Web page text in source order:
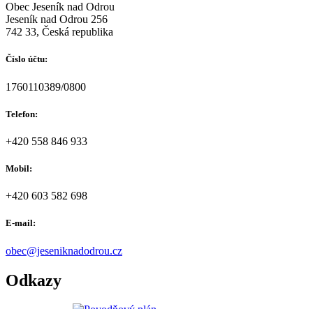
Obec Jeseník nad Odrou
Jeseník nad Odrou 256
742 33, Česká republika
Číslo účtu:
1760110389/0800
Telefon:
+420 558 846 933
Mobil:
+420 603 582 698
E-mail:
obec@jeseniknadodrou.cz
Odkazy